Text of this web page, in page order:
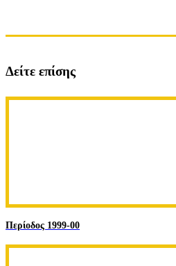
Δείτε επίσης
Περίοδος 1999-00